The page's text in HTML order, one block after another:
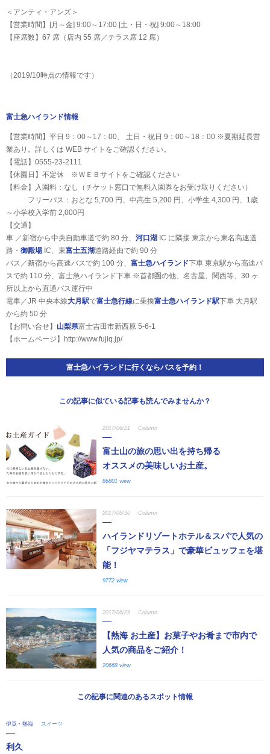
＜アンティ・アンズ＞
【営業時間】[月～金] 9:00～17:00 [土・日・祝] 9:00～18:00
【座席数】67 席（店内 55 席／テラス席 12 席）
（2019/10時点の情報です）
富士急ハイランド情報
【営業時間】平日 9：00～17：00、 土日・祝日 9：00～18：00 ※夏期延長営
業あり。詳しくは WEB サイトをご確認ください。
【電話】0555-23-2111
【休園日】不定休 ※ＷＥＢサイトをご確認ください
【料金】入園料：なし（チケット窓口で無料入園券をお受け取りください）
フリーパス：おとな 5,700 円、中高生 5,200 円、小学生 4,300 円、1歳
～小学校入学前 2,000円
【交通】
車 ／新宿から中央自動車道で約 80 分、 河口湖 IC に隣接 東京から東名高速道
路・ 御殿場 IC、東富士五湖道路経由で約 90 分
バス／新宿から高速バスで約 100 分、 富士急ハイランド下車 東京駅から高速バ
スで約 110 分、富士急ハイランド下車 ※首都圏の他、名古屋、関西等、30 ヶ
所以上から直通バス運行中
電車／JR 中央本線大月駅で富士急行線に乗換富士急ハイランド駅下車 大月駅
から約 50 分
【お問い合せ】 山梨県富士吉田市新西原 5-6-1
【ホームページ】
http://www.fujiq.jp/
富士急ハイランドに行くならバスを予約！
この記事に似ている記事も読んでみませんか？
2017/06/21 Column
富士山の旅の思い出を持ち帰る
オススメの美味しいお土産。
86801 view
2017/08/30 Column
ハイランドリゾートホテル＆スパで人気の
「フジヤマテラス」で豪華ビュッフェを堪
能！
9772 view
2017/06/29 Column
【熱海 お土産】お菓子やお肴まで市内で
人気の商品をご紹介！
20668 view
この記事に関連のあるスポット情報
伊豆・熱海 スイーツ
利久